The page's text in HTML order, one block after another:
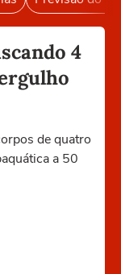
4
de quatro
a 50